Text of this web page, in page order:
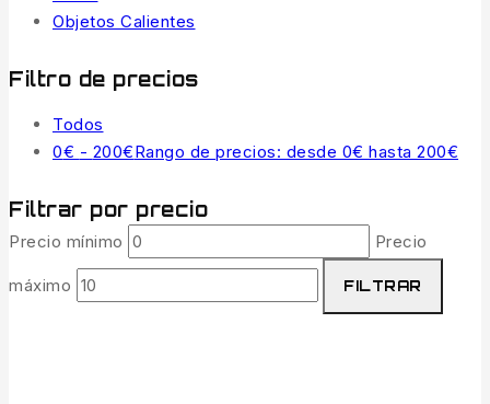
Objetos Calientes
Filtro de precios
Todos
0€ - 200€Rango de precios: desde 0€ hasta 200€
Filtrar por precio
Precio mínimo Precio
máximo FILTRAR